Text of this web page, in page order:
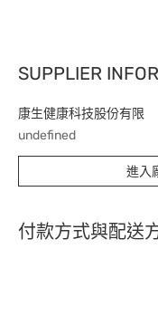
SUPPLIER
康生健康科技股份有限
undefined
進入
付款方式與配送